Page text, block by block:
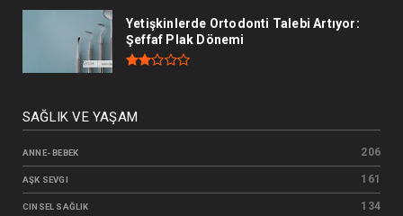
Yetişkinlerde Ortodonti Talebi Artıyor:
Şeffaf Plak Dönemi
SAĞLIK VE YAŞAM
ANNE- BEBEK 206
AŞK SEVGI 161
CINSEL SAĞLIK 134